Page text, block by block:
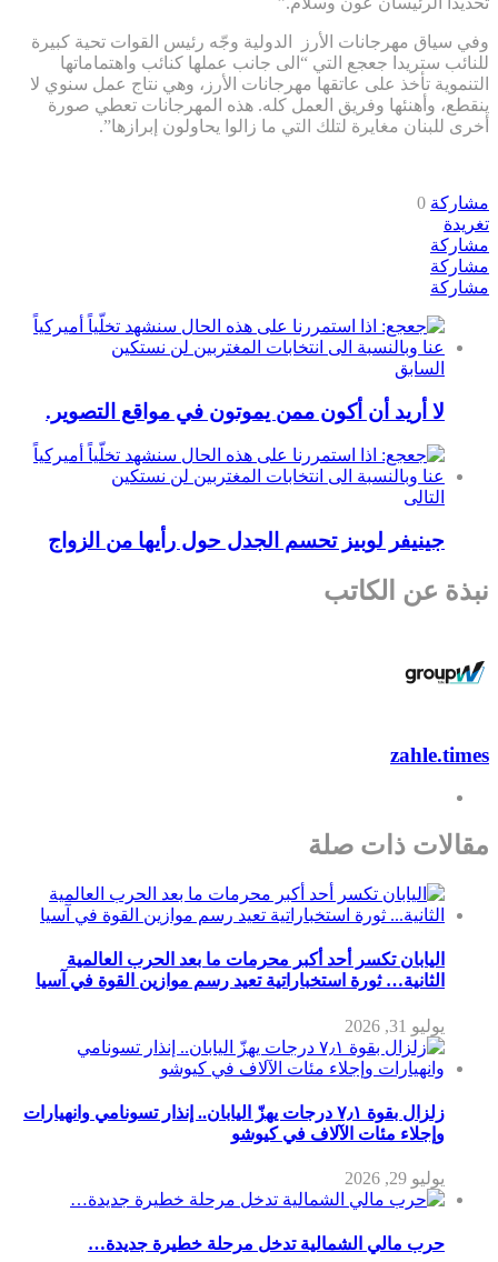
وفي سياق مهرجانات الأرز الدولية وجّه رئيس القوات تحية كبيرة
للنائب ستريدا جعجع التي “الى جانب عملها كنائب واهتماماتها
التنموية تأخذ على عاتقها مهرجانات الأرز، وهي نتاج عمل سنوي لا
ينقطع، وأهنئها وفريق العمل كله. هذه المهرجانات تعطي صورة
أخرى للبنان مغايرة لتلك التي ما زالوا يحاولون إبرازها”.
مشاركة 0
تغريدة
مشاركة
مشاركة
مشاركة
السابق
لا أريد أن أكون ممن يموتون في مواقع التصوير.
التالى
جينيفر لوبيز تحسم الجدل حول رأيها من الزواج
نبذة عن الكاتب
zahle.times
مقالات ذات صلة
اليابان تكسر أحد أكبر محرمات ما بعد الحرب العالمية
الثانية… ثورة استخباراتية تعيد رسم موازين القوة في آسيا
يوليو 31, 2026
زلزال بقوة ٧٫١ درجات يهزّ اليابان.. إنذار تسونامي وانهيارات
وإجلاء مئات الآلاف في كيوشو
يوليو 29, 2026
حرب مالي الشمالية تدخل مرحلة خطيرة جديدة…